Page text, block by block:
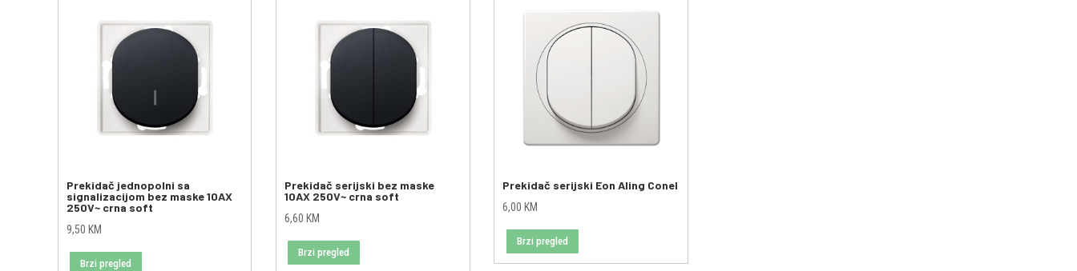
Prekidač jednopolni sa
signalizacijom bez maske 10AX
250V~ crna soft
9,50 KM
Brzi pregled
Prekidač serijski bez maske
10AX 250V~ crna soft
6,60 KM
Brzi pregled
Prekidač serijski Eon Aling Conel
6,00 KM
Brzi pregled